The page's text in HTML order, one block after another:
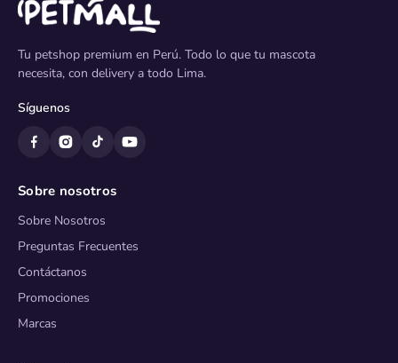
Tu petshop premium en Perú. Todo lo que tu mascota
necesita, con delivery a todo Lima.
Síguenos
Sobre nosotros
Sobre Nosotros
Preguntas Frecuentes
Contáctanos
Promociones
Marcas